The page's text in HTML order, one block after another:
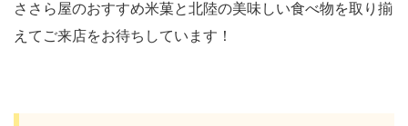
ささら屋のおすすめ米菓と北陸の美味しい食べ物を取り揃
えてご来店をお待ちしています！